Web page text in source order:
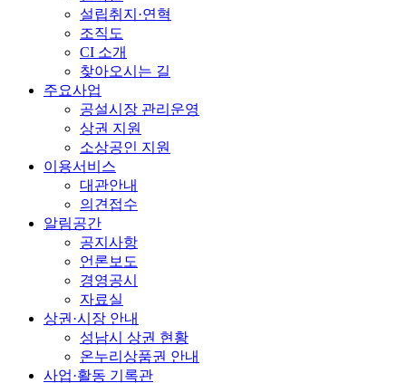
설립취지·연혁
조직도
CI 소개
찾아오시는 길
주요사업
공설시장 관리운영
상권 지원
소상공인 지원
이용서비스
대관안내
의견접수
알림공간
공지사항
언론보도
경영공시
자료실
상권·시장 안내
성남시 상권 현황
온누리상품권 안내
사업·활동 기록관